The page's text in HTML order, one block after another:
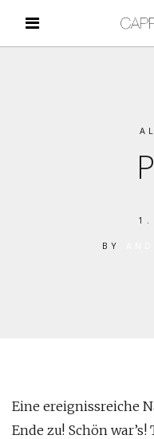
1.
BY
Eine ereignissreiche
Ende zu! Schön